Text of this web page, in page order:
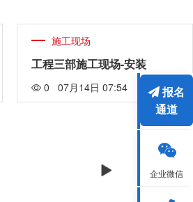
施工现场
工程三部施工现场-安装
0 07月14日 07:54
报名
通道
企业微信